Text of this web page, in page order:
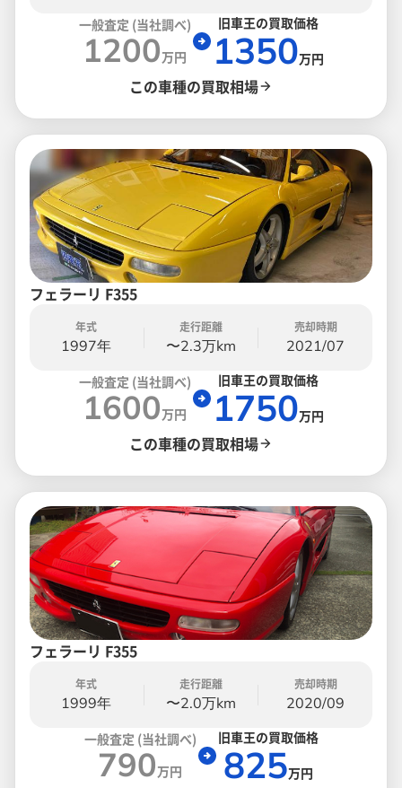
一般査定 (当社調べ)
1200万円
旧車王の買取価格
1350万円
この車種の買取相場
フェラーリ F355
年式
1997年
走行距離
〜2.3万km
売却時期
2021/07
一般査定 (当社調べ)
1600万円
旧車王の買取価格
1750万円
この車種の買取相場
フェラーリ F355
年式
1999年
走行距離
〜2.0万km
売却時期
2020/09
一般査定 (当社調べ)
790万円
旧車王の買取価格
825万円